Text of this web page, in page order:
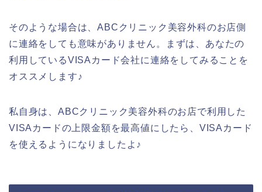
そのような場合は、ABCクリニック美容外科のお店側
に連絡をしても意味がありません。まずは、あなたの
利用しているVISAカード会社に連絡をしてみることを
オススメします♪
私自身は、ABCクリニック美容外科のお店で利用した
VISAカードの上限金額を最高値にしたら、VISAカード
を使えるようになりましたよ♪